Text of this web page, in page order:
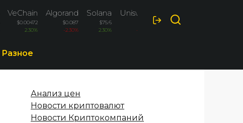
VeChain
$0.00472
2.30%
Algorand
$0.087
-2.30%
Solana
$75.6
2.30%
Uniswap
-2.20%
Разное
Анализ цен
Новости криптовалют
Новости Криптокомпаний